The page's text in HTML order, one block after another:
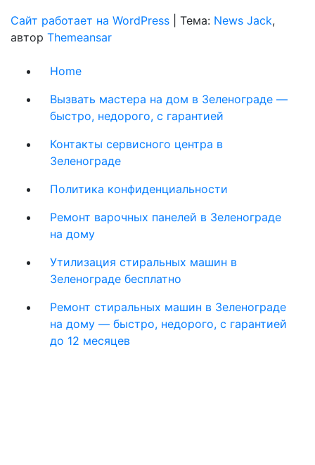
Сайт работает на WordPress Тема: News Jack,
автор Themeansar
Home
Вызвать мастера на дом в Зеленограде —
быстро, недорого, с гарантией
Контакты сервисного центра в
Зеленограде
Политика конфиденциальности
Ремонт варочных панелей в Зеленограде
на дому
Утилизация стиральных машин в
Зеленограде бесплатно
Ремонт стиральных машин в Зеленограде
на дому — быстро, недорого, с гарантией
до 12 месяцев